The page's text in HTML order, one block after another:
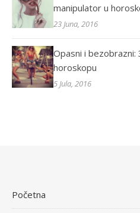
manipulator u
23 Juna, 2016
Opasni i
horoskopu
5 Jula, 2016
Početna